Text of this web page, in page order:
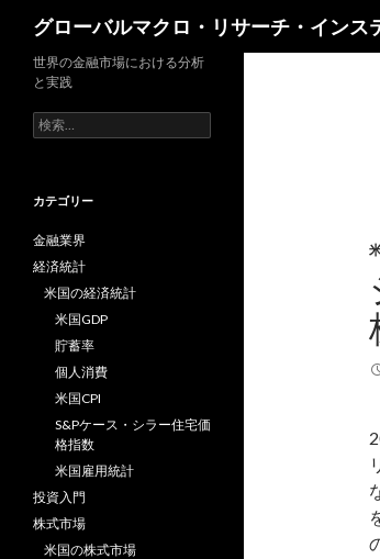
グローバルマクロ・リサーチ・インス
世界の金融市場における分析
と実践
検
索:
カテゴリー
金融業界
経済統計
米国の経済統計
米国GDP
貯蓄率
個人消費
米国CPI
S&Pケース・シラー住宅価
格指数
米国雇用統計
投資入門
株式市場
米国の株式市場